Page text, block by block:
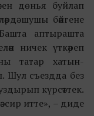
дөнья буйлап
шушы бәйгене
аптырашта
ничек үткәреп
татар хатын-
Шул съездда без
күрсәттек.
итте», – диде